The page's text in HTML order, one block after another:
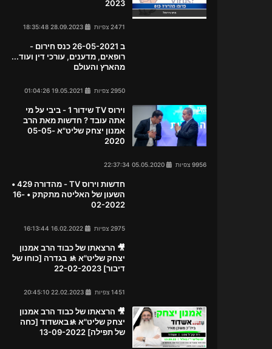
2023
2471 צפיות
ב 26-05-2021 כנס חירום -
רופאים, מדענים, עורכי דין ועוד...
מהארץ והעולם
2950 צפיות
וירוס TV שידור 1 - ביבי על מי
אתה עובד ? חדשות מאת הרב
אמנון יצחק שליט"א 05-05-
2020
9956 צפיות
חדשות וירוס TV - מהדורה 429 •
השעון של האליטה מתקתק • 16-
02-2022
2975 צפיות
🎥 הרצאתו של כבוד הרב אמנון
יצחק שליט"א 🚸 בגדרה [כוחו של
דיבור] 22-02-2023
1451 צפיות
🎥 הרצאתו של כבוד הרב אמנון
יצחק שליט"א 🚸באשדוד [כחה
של תפילה] 13-09-2022